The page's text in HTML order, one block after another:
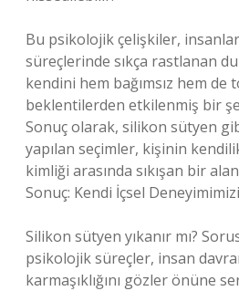
Bu psikolojik çelişkiler,
süreçlerinde sıkça rastlanan
kendini hem bağımsız hem de
beklentilerden etkilenmiş bir
Sonuç olarak, silikon sütyen
yapılan seçimler, kişinin
kimliği arasında sıkışan bir
Sonuç: Kendi İçsel
Silikon sütyen yıkanır mı?
psikolojik süreçler, insan
karmaşıklığını gözler önüne